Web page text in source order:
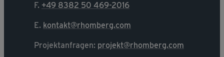
F. +49 8382 50 469-2016
E. kontakt@rhomberg.com
Projektanfragen: projekt@rhomberg.com